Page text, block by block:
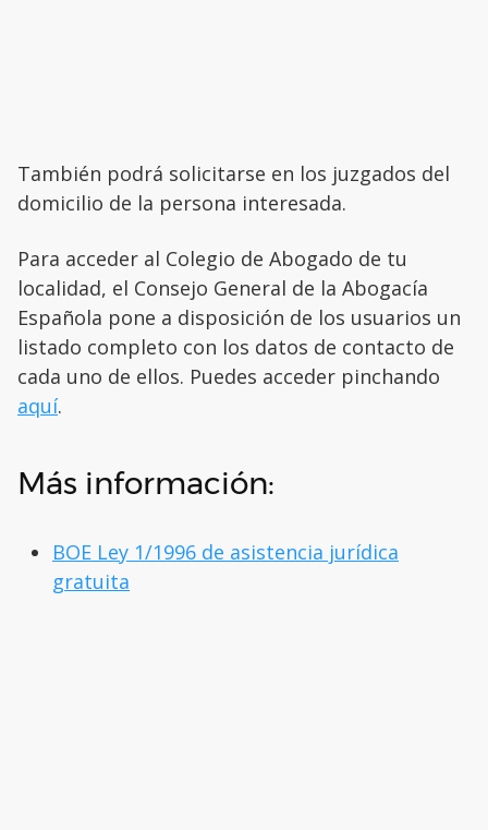
También podrá solicitarse en los juzgados del
domicilio de la persona interesada.
Para acceder al Colegio de Abogado de tu
localidad, el Consejo General de la Abogacía
Española pone a disposición de los usuarios un
listado completo con los datos de contacto de
cada uno de ellos. Puedes acceder pinchando
aquí.
Más información:
BOE Ley 1/1996 de asistencia jurídica
gratuita